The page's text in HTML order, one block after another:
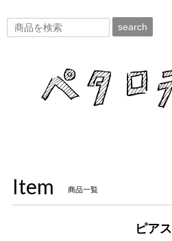
search
Item 商品一覧
ピアス